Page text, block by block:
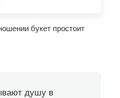
букет простоит
душу в